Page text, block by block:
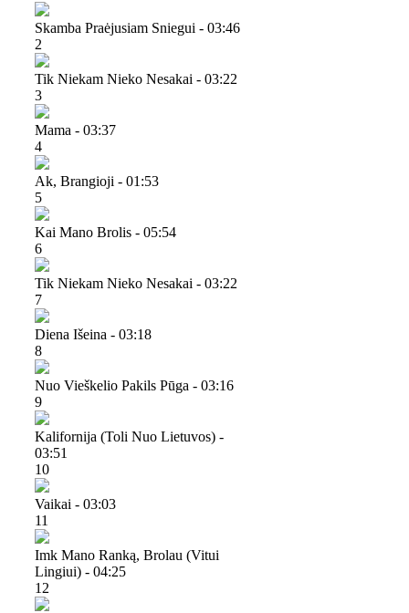
Skamba Praėjusiam Sniegui - 03:46
2
Tik Niekam Nieko Nesakai - 03:22
3
Mama - 03:37
4
Ak, Brangioji - 01:53
5
Kai Mano Brolis - 05:54
6
Tik Niekam Nieko Nesakai - 03:22
7
Diena Išeina - 03:18
8
Nuo Vieškelio Pakils Pūga - 03:16
9
Kalifornija (toli Nuo Lietuvos) -
03:51
10
Vaikai - 03:03
11
Imk Mano Ranką, Brolau (vitui
Lingiui) - 04:25
12